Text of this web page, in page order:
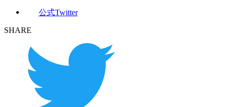
公式Twitter
SHARE